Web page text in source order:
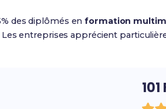
des diplômés enformation
entreprises apprécient